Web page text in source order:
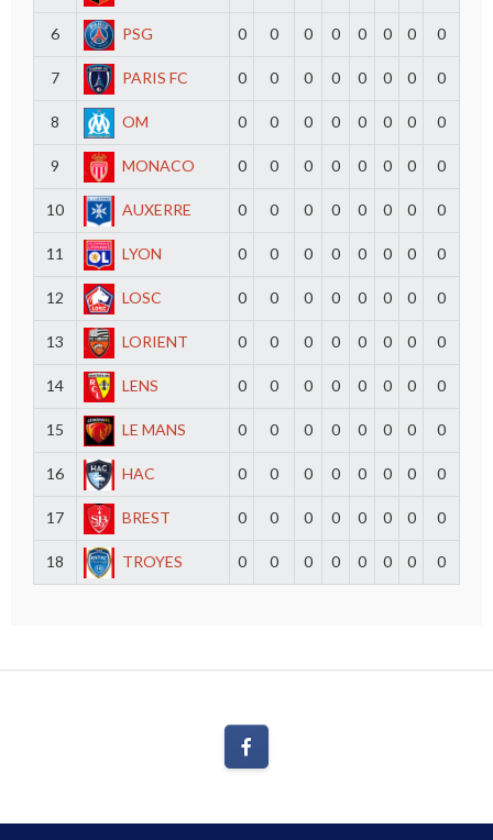
6 PSG 0 0 0 0 0 0 0 0
7 PARIS FC 0 0 0 0 0 0 0 0
8 OM 0 0 0 0 0 0 0 0
9 MONACO 0 0 0 0 0 0 0 0
10 AUXERRE 0 0 0 0 0 0 0 0
11 LYON 0 0 0 0 0 0 0 0
12 LOSC 0 0 0 0 0 0 0 0
13 LORIENT 0 0 0 0 0 0 0 0
14 LENS 0 0 0 0 0 0 0 0
15 LE MANS 0 0 0 0 0 0 0 0
16 HAC 0 0 0 0 0 0 0 0
17 BREST 0 0 0 0 0 0 0 0
18 TROYES 0 0 0 0 0 0 0 0